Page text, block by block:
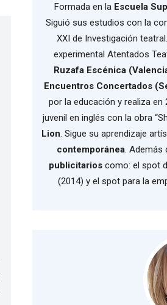
Formada en la Escuela
Siguió sus estudios con la
XXI de Investigación
experimental Atentados
Ruzafa Escénica
Encuentros Concertados
por la educación y realiza
juvenil en inglés con la obra
Lion . Sigue su aprendizaje
contemporánea. Además
publicitarioscomo: el spot
(2014) y el spot para la